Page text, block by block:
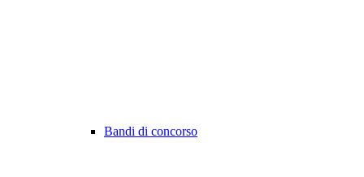
Bandi di concorso